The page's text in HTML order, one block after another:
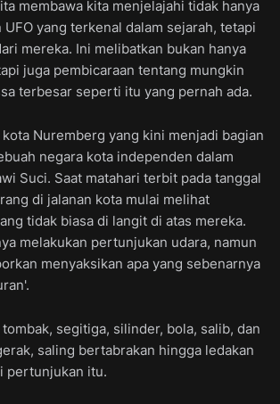
membawa kita menjelajahi tidak hanya
UFO yang terkenal dalam sejarah, tetapi
mereka. Ini melibatkan bukan hanya
juga pembicaraan tentang mungkin
terbesar seperti itu yang pernah ada.
kota Nuremberg yang kini menjadi bagian
negara kota independen dalam
Suci. Saat matahari terbit pada tanggal
di jalanan kota mulai melihat
tidak biasa di langit di atas mereka.
melakukan pertunjukan udara, namun
menyaksikan apa yang sebenarnya
segitiga, silinder, bola, salib, dan
saling bertabrakan hingga ledakan
pertunjukan itu.